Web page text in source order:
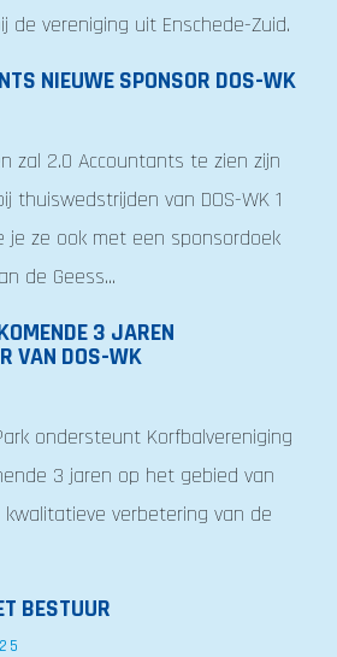
de vereniging uit Enschede-Zuid.
NIEUWE SPONSOR DOS-WK
zal 2.0 Accountants te zien zijn
thuiswedstrijden van DOS-WK 1
je ze ook met een sponsordoek
de Geess...
3 JAREN
VAN DOS-WK
ondersteunt Korfbalvereniging
3 jaren op het gebied van
verbetering van de
BESTUUR